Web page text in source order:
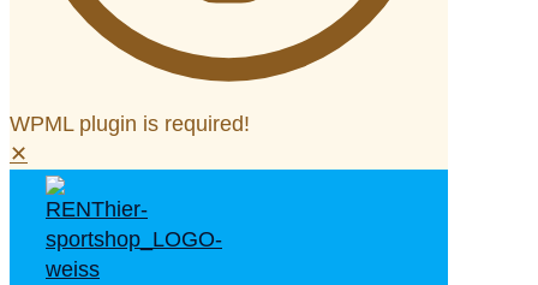
WPML plugin is required!
✕